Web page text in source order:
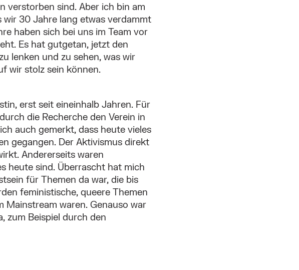
verstorben sind. Aber ich bin am
wir 30 Jahre lang etwas verdammt
haben sich bei uns im Team vor
Es hat gutgetan, jetzt den
lenken und zu sehen, was wir
wir stolz sein können.
erst seit eineinhalb Jahren. Für
die Recherche den Verein in
auch gemerkt, dass heute vieles
gegangen. Der Aktivismus direkt
Andererseits waren
heute sind. Überrascht hat mich
für Themen da war, die bis
feministische, queere Themen
Mainstream waren. Genauso war
zum Beispiel durch den